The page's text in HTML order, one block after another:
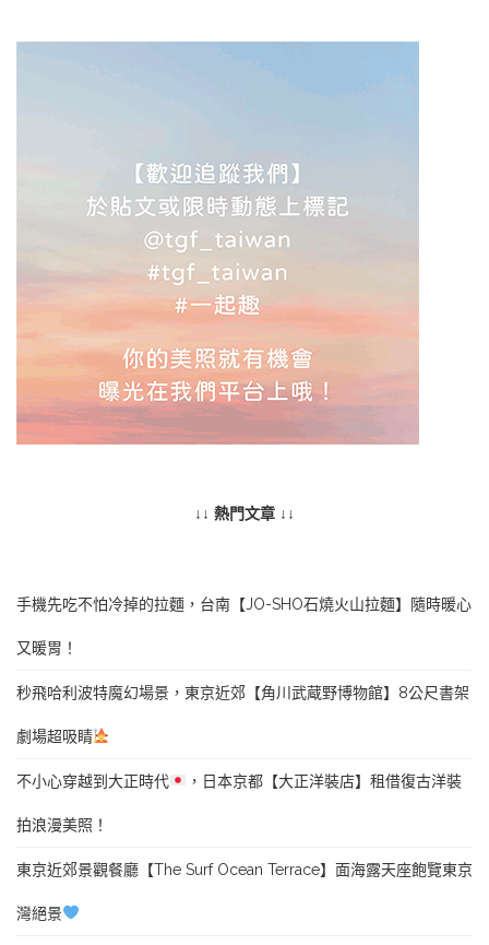
↓↓ 熱門文章 ↓↓
手機先吃不怕冷掉的拉麵，台南【JO-SHO石燒火山拉麵】隨時暖心
又暖胃！
秒飛哈利波特魔幻場景，東京近郊【角川武蔵野博物館】8公尺書架
劇場超吸睛
不小心穿越到大正時代 ，日本京都【大正洋裝店】租借復古洋裝
拍浪漫美照！
東京近郊景觀餐廳【The Surf Ocean Terrace】面海露天座飽覽東京
灣絕景